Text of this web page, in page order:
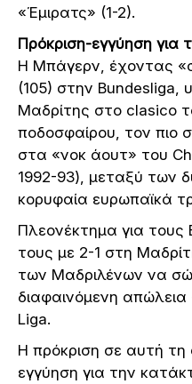
«Έμιρατς» (1-2).
Πρόκριση-εγγύηση για
Η Μπάγερν, έχοντας
(105) στην Bundesliga,
Μαδρίτης στο clasico
ποδοσφαίρου, τον πιο
στα «νοκ άουτ» του
1992-93), μεταξύ των
κορυφαία ευρωπαϊκά
Πλεονέκτημα για τους
τους με 2-1 στη
των Μαδριλένων να
διαφαινόμενη απώλεια
Liga.
Η πρόκριση σε αυτή τη
εγγύηση για την